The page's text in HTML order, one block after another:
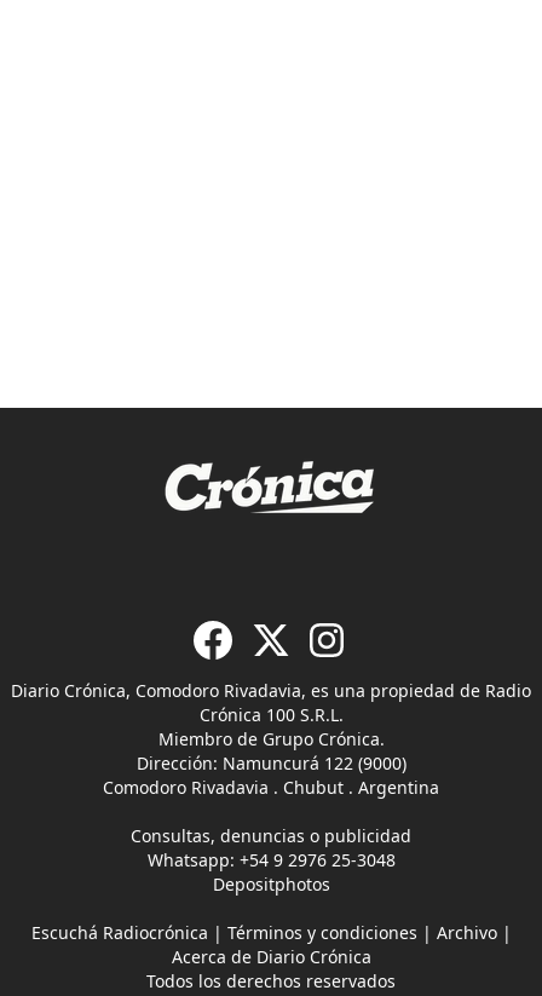
Diario Crónica, Comodoro Rivadavia, es una propiedad de Radio
Crónica 100 S.R.L.
Miembro de Grupo Crónica.
Dirección: Namuncurá 122 (9000)
Comodoro Rivadavia . Chubut . Argentina
Consultas, denuncias o publicidad
Whatsapp: +54 9 2976 25-3048
Depositphotos
Escuchá Radiocrónica | Términos y condiciones | Archivo|
Acerca de Diario Crónica
Todos los derechos reservados